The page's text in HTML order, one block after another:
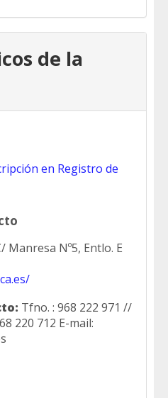
de la
en Registro de
Manresa Nº5, Entlo. E
Tfno. : 968 222 971 //
220 712 E-mail: